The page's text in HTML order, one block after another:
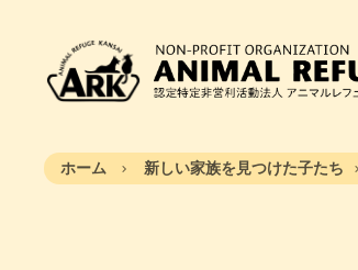
ホーム 新しい家族を見つけた子たち